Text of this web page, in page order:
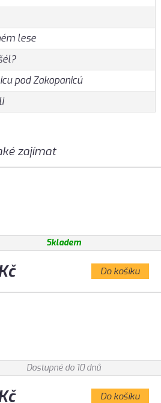
lese
pod Zakopanicú
zajímat
Skladem
Do košíku
Dostupné do 10 dnů
Do košíku